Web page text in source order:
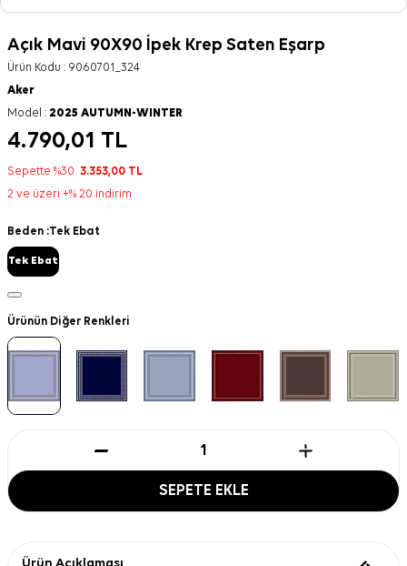
Açık Mavi 90X90 İpek Krep Saten Eşarp
Ürün Kodu : 9060701_324
Aker
Model : 2025 AUTUMN-WINTER
4.790,01 TL
Sepette %30 3.353,00 TL
2 ve üzeri +% 20 indirim
Beden :Tek Ebat
Tek Ebat
Ürünün Diğer Renkleri
SEPETE EKLE
Ürün Açıklaması